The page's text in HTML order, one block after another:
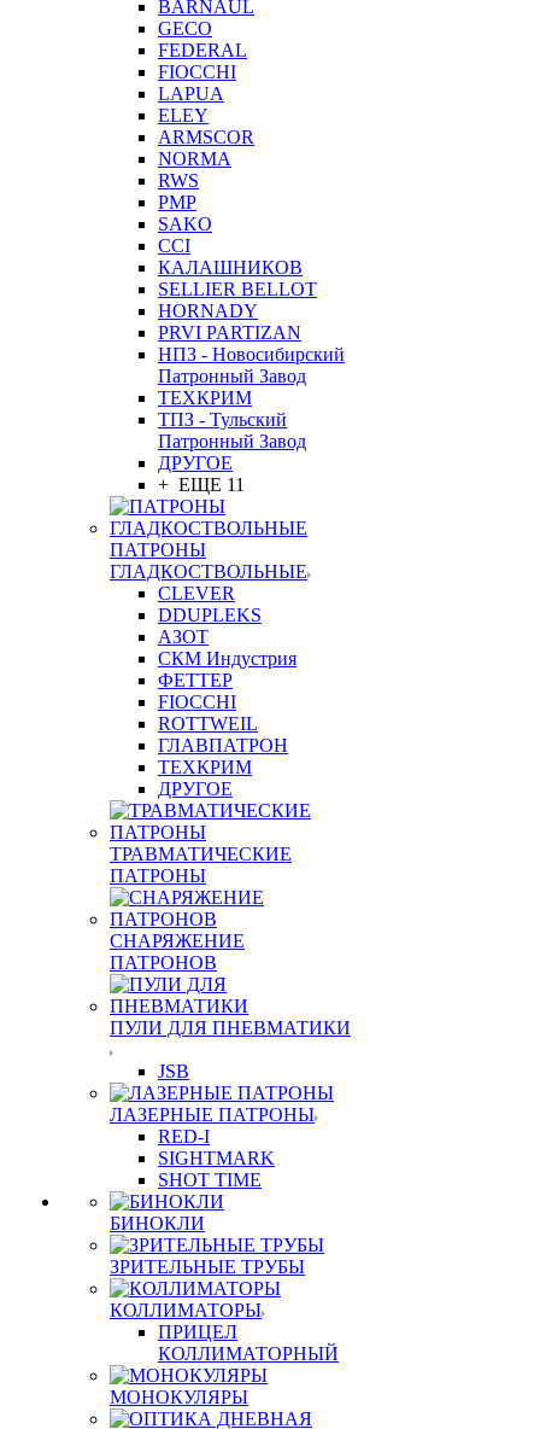
BARNAUL
GEСO
FEDERAL
FIOCCHI
LAPUA
ELEY
ARMSCOR
NORMA
RWS
PMP
SAKO
CCI
КАЛАШНИКОВ
SELLIER BELLOT
HORNADY
PRVI PARTIZAN
НПЗ - Новосибирский
Патронный Завод
ТЕХКРИМ
ТПЗ - Тульский
Патронный Завод
ДРУГОЕ
+ ЕЩЕ 11
ПАТРОНЫ
ГЛАДКОСТВОЛЬНЫЕ
CLEVER
DDUPLEKS
АЗОТ
СКМ Индустрия
ФЕТТЕР
FIOCCHI
ROTTWEIL
ГЛАВПАТРОН
ТЕХКРИМ
ДРУГОЕ
ТРАВМАТИЧЕСКИЕ
ПАТРОНЫ
СНАРЯЖЕНИЕ
ПАТРОНОВ
ПУЛИ ДЛЯ ПНЕВМАТИКИ
JSB
ЛАЗЕРНЫЕ ПАТРОНЫ
RED-I
SIGHTMARK
SHOT TIME
БИНОКЛИ
ЗРИТЕЛЬНЫЕ ТРУБЫ
КОЛЛИМАТОРЫ
ПРИЦЕЛ
КОЛЛИМАТОРНЫЙ
МОНОКУЛЯРЫ